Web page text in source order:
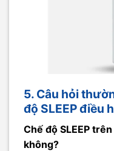
5. Câu hỏi
độ SLEEP điều
Chế độ SLEEP
không?